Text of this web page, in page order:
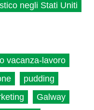
negli Stati Uniti
vacanza-lavoro
pudding
Galway